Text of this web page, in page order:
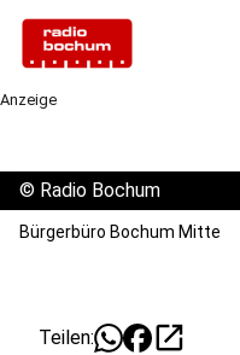
Anzeige
© Radio Bochum
Bürgerbüro Bochum Mitte
Teilen: open_in_new